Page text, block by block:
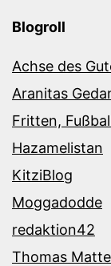
Blogroll
Achse des
Aranitas
Fritten,
Hazamelistan
KitziBlog
Moggadodde
redaktion42
Thomas